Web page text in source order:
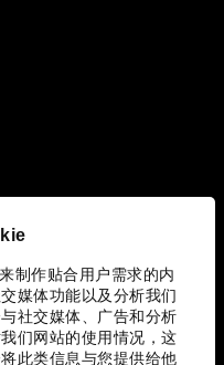
制作贴合用户需求的内
媒体功能以及分析我们
社交媒体、广告和分析
们网站的使用情况，这
此类信息与您提供给他